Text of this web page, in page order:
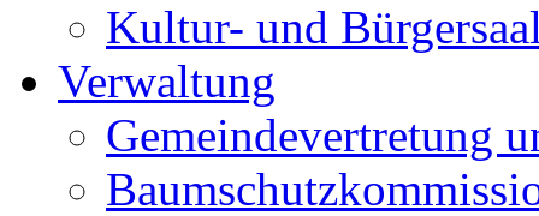
Kultur- und
Verwaltung
Gemeindevertretung